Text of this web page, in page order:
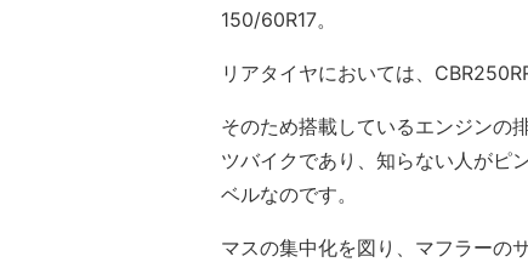
150/60R17。
リアタイヤにおいては、
そのため搭載しているエンジンの
ツバイクであり、知らない人がピ
ベルなのです。
マスの集中化を図り、マフラーの